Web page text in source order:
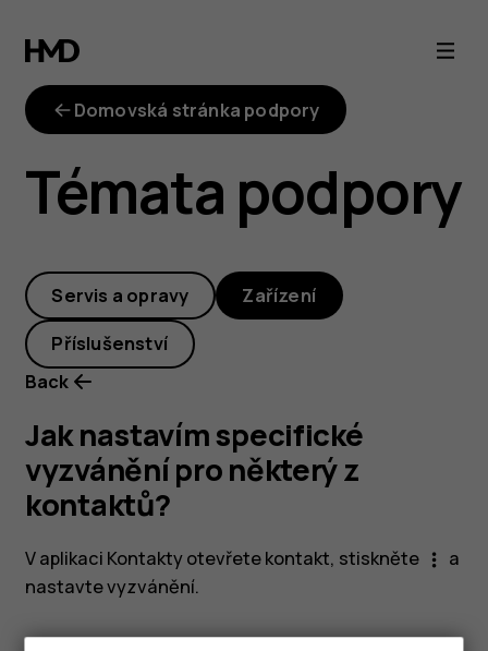
Jak
nastavím
specifické
vyzvánění
pro
některý
z
kontaktů?
Domovská stránka podpory
Témata podpory
Servis a opravy Zařízení
Příslušenství
Back
Jak nastavím specifické
vyzvánění pro některý z
kontaktů?
V aplikaci Kontakty otevřete kontakt, stiskněte more_vert a
nastavte vyzvánění.